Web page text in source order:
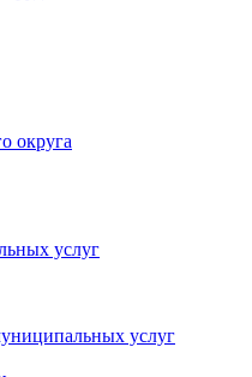
округа
услуг
услуг